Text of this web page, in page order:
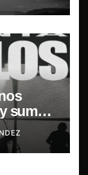
suma